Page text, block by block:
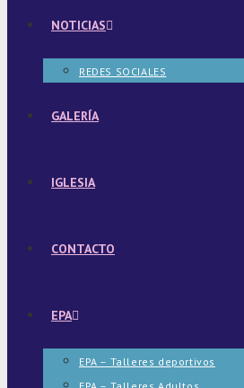
NOTICIAS
REDES SOCIALES
GALERÍA
IGLESIA
CONTACTO
EPA
EPA – Talleres deportivos